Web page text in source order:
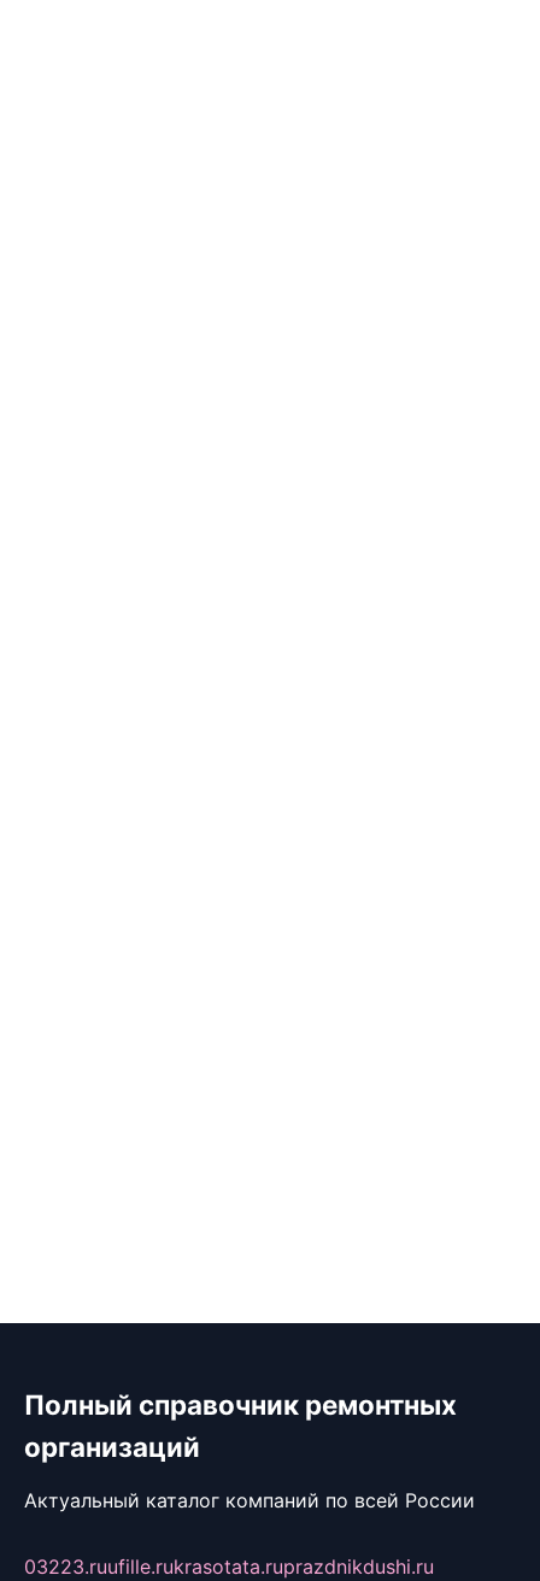
Полный справочник ремонтных
организаций
Актуальный каталог компаний по всей России
03223.ruufille.rukrasotata.ruprazdnikdushi.ru